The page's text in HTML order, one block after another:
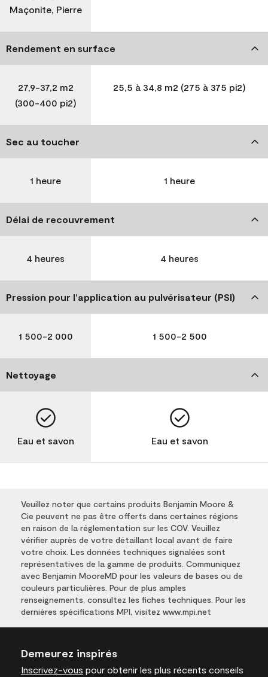
Maçonite, Pierre
Rendement en surface
27,9-37,2 m2
(300-400 pi2)
25,5 à 34,8 m2 (275 à 375 pi2)
Sec au toucher
1 heure 1 heure
Délai de recouvrement
4 heures 4 heures
Pression pour l’application au pulvérisateur (PSI)
1 500-2 000 1 500-2 500
Nettoyage
Eau et savon Eau et savon
Veuillez noter que certains produits Benjamin Moore &
Cie peuvent ne pas être offerts dans certaines régions
en raison de la réglementation sur les COV. Veuillez
vérifier auprès de votre détaillant local avant de faire
votre choix. Les données techniques signalées sont
représentatives de la gamme de produits. Communiquez
avec Benjamin MooreMD pour les valeurs de bases ou de
couleurs particulières. Pour de plus amples
renseignements, consultez les fiches techniques. Pour les
dernières spécifications MPI, visitez www.mpi.net
Demeurez inspirés
Inscrivez-vous pour obtenir les plus récents conseils